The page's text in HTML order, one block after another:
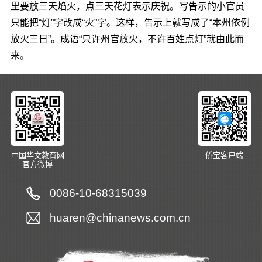
里要放三天焰火，点三天花灯表示庆祝。写告示的小官员
只能把“灯”字改成“火”字。这样，告示上就写成了“本州依例
放火三日”。成语“只许州官放火，不许百姓点灯”就由此而
来。
中国华文教育网
官方微博
侨宝客户端
0086-10-68315039
huaren@chinanews.com.cn